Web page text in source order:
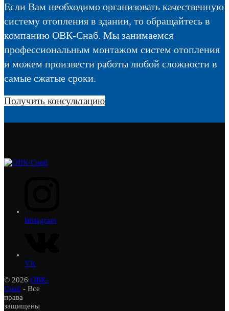
Если Вам необходимо организовать качественную
систему отопления в здании, то обращайтесь в
компанию ОВК-Снаб. Мы занимаемся
профессиональным монтажом систем отопления
и можем произвести работы любой сложности в
самые сжатые сроки.
Получить консультацию
Instagram
VK
© 2026 ОВК-
Снаб - Все
права
защищены